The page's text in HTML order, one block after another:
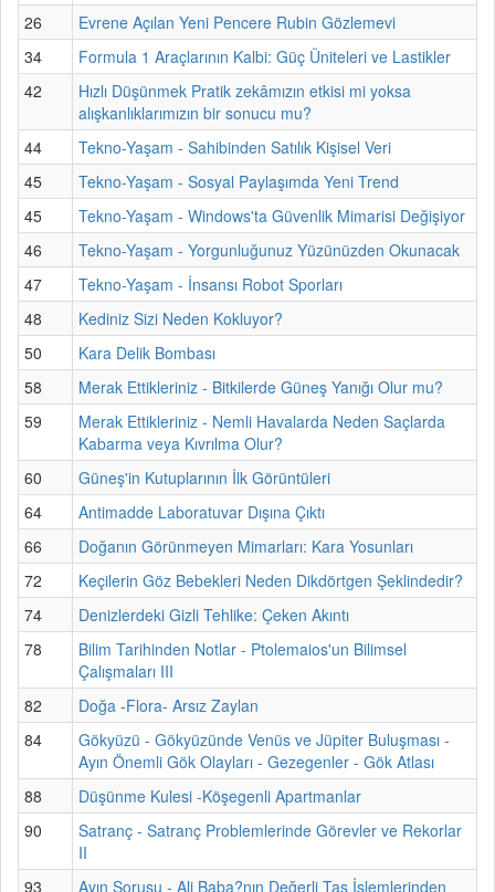
26
Evrene Açılan Yeni Pencere Rubin Gözlemevi
34
Formula 1 Araçlarının Kalbi: Güç Üniteleri ve Lastikler
42
Hızlı Düşünmek Pratik zekâmızın etkisi mi yoksa
alışkanlıklarımızın bir sonucu mu?
44
Tekno-Yaşam - Sahibinden Satılık Kişisel Veri
45
Tekno-Yaşam - Sosyal Paylaşımda Yeni Trend
45
Tekno-Yaşam - Windows'ta Güvenlik Mimarisi Değişiyor
46
Tekno-Yaşam - Yorgunluğunuz Yüzünüzden Okunacak
47
Tekno-Yaşam - İnsansı Robot Sporları
48
Kediniz Sizi Neden Kokluyor?
50
Kara Delik Bombası
58
Merak Ettikleriniz - Bitkilerde Güneş Yanığı Olur mu?
59
Merak Ettikleriniz - Nemli Havalarda Neden Saçlarda
Kabarma veya Kıvrılma Olur?
60
Güneş'in Kutuplarının İlk Görüntüleri
64
Antimadde Laboratuvar Dışına Çıktı
66
Doğanın Görünmeyen Mimarları: Kara Yosunları
72
Keçilerin Göz Bebekleri Neden Dikdörtgen Şeklindedir?
74
Denizlerdeki Gizli Tehlike: Çeken Akıntı
78
Bilim Tarihinden Notlar - Ptolemaios'un Bilimsel
Çalışmaları III
82
Doğa -Flora- Arsız Zaylan
84
Gökyüzü - Gökyüzünde Venüs ve Jüpiter Buluşması -
Ayın Önemli Gök Olayları - Gezegenler - Gök Atlası
88
Düşünme Kulesi -Köşegenli Apartmanlar
90
Satranç - Satranç Problemlerinde Görevler ve Rekorlar
II
93
Ayın Sorusu - Ali Baba?nın Değerli Taş İşlemlerinden